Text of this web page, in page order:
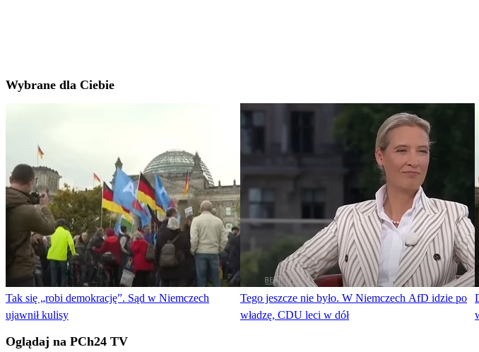
Wybrane dla Ciebie
Tak się „robi demokrację”. Sąd w Niemczech
ujawnił kulisy
Tego jeszcze nie było. W Niemczech AfD idzie po
władzę, CDU leci w dół
Oglądaj na PCh24 TV